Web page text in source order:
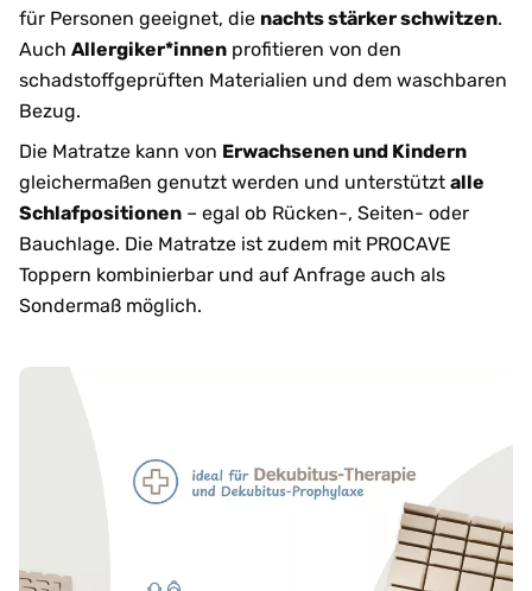
für Personen geeignet, die nachts stärker schwitzen.
Auch Allergiker*innen profitieren von den
schadstoffgeprüften Materialien und dem waschbaren
Bezug.
Die Matratze kann von Erwachsenen und Kindern
gleichermaßen genutzt werden und unterstützt alle
Schlafpositionen – egal ob Rücken-, Seiten- oder
Bauchlage. Die Matratze ist zudem mit PROCAVE
Toppern kombinierbar und auf Anfrage auch als
Sondermaß möglich.